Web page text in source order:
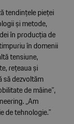
tendințele pieței
și metode,
în producția de
în domenii
tensiune,
rețeaua și
să dezvoltăm
de mâine”,
„Am
de tehnologie.”